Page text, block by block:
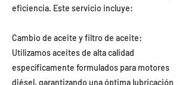
eficiencia. Este servicio incluye:
Cambio de aceite y filtro de aceite:
Utilizamos aceites de alta calidad
específicamente formulados para motores
diésel, garantizando una óptima lubricación